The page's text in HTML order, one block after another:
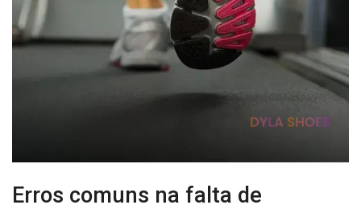
Erros comuns na falta de